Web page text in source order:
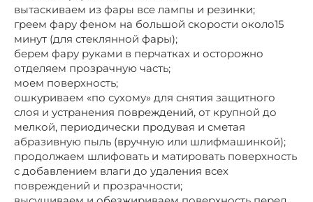
вытаскиваем из фары все лампы и резинки;
греем фару феном на большой скорости около15
минут (для стеклянной фары);
берем фару руками в перчатках и осторожно
отделяем прозрачную часть;
моем поверхность;
ошкуриваем «по сухому» для снятия защитного
слоя и устранения повреждений, от крупной до
мелкой, периодически продувая и сметая
абразивную пыль (вручную или шлифмашинкой);
продолжаем шлифовать и матировать поверхность
с добавлением влаги до удаления всех
повреждений и прозрачности;